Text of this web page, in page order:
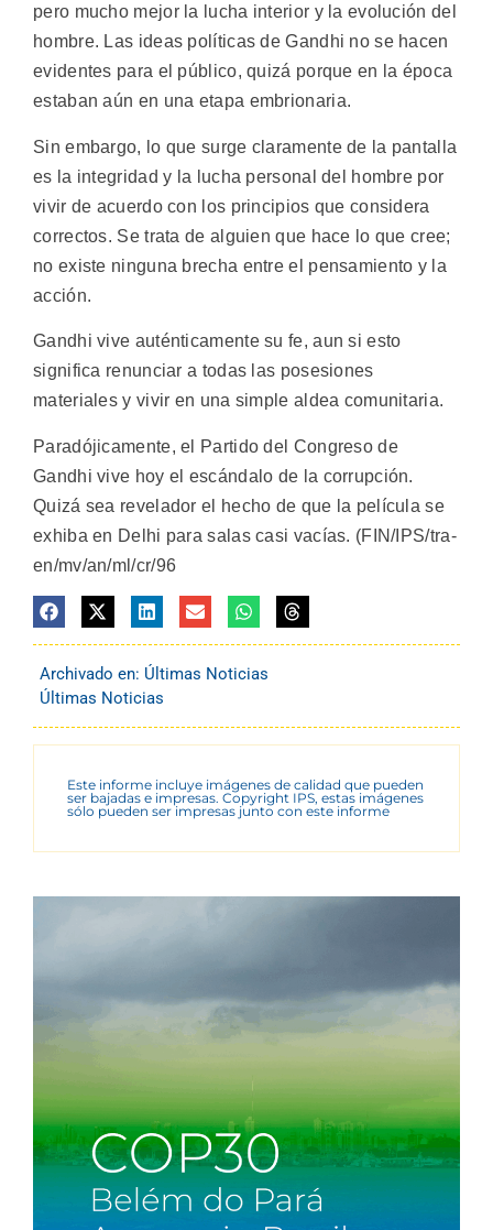
pero mucho mejor la lucha interior y la evolución del
hombre. Las ideas políticas de Gandhi no se hacen
evidentes para el público, quizá porque en la época
estaban aún en una etapa embrionaria.
Sin embargo, lo que surge claramente de la pantalla
es la integridad y la lucha personal del hombre por
vivir de acuerdo con los principios que considera
correctos. Se trata de alguien que hace lo que cree;
no existe ninguna brecha entre el pensamiento y la
acción.
Gandhi vive auténticamente su fe, aun si esto
significa renunciar a todas las posesiones
materiales y vivir en una simple aldea comunitaria.
Paradójicamente, el Partido del Congreso de
Gandhi vive hoy el escándalo de la corrupción.
Quizá sea revelador el hecho de que la película se
exhiba en Delhi para salas casi vacías. (FIN/IPS/tra-
en/mv/an/ml/cr/96
Archivado en: Últimas Noticias
Últimas Noticias
Este informe incluye imágenes de calidad que pueden
ser bajadas e impresas. Copyright IPS, estas imágenes
sólo pueden ser impresas junto con este informe